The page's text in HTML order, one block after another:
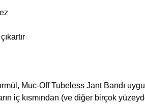
Muc-Off Tubeless Jant Bandı
iç kısmından (ve diğer birçok